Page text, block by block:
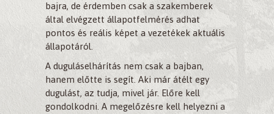
bajra, de érdemben csak a szakemberek
által elvégzett állapotfelmérés adhat
pontos és reális képet a vezetékek aktuális
állapotáról.
A duguláselhárítás nem csak a bajban,
hanem előtte is segít. Aki már átélt egy
dugulást, az tudja, mivel jár. Előre kell
gondolkodni. A megelőzésre kell helyezni a